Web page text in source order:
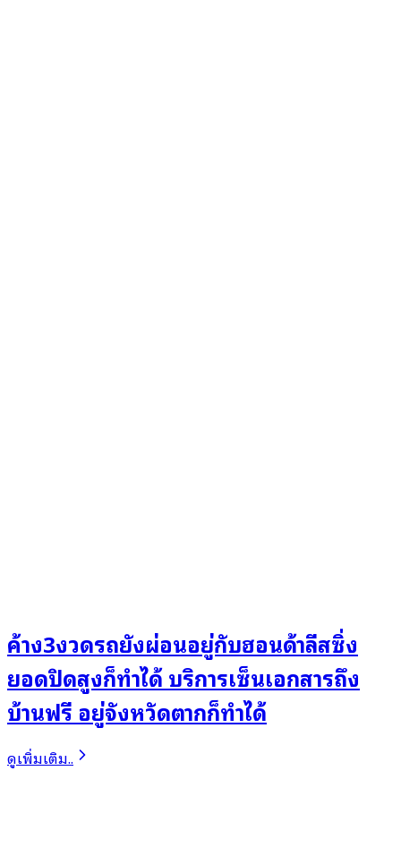
ค้าง3งวดรถยังผ่อนอยู่กับฮอนด้าลีสซิ่ง
ยอดปิดสูงก็ทำได้ บริการเซ็นเอกสารถึง
บ้านฟรี อยู่จังหวัดตากก็ทำได้
ดูเพิ่มเติม..